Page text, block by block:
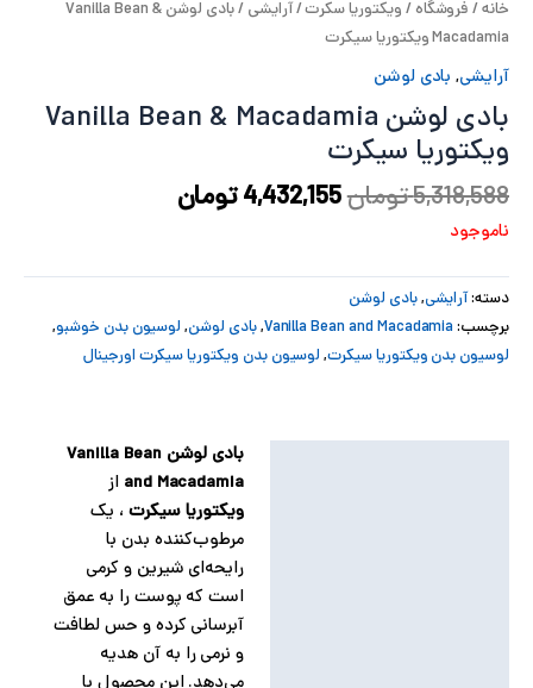
خانه/فروشگاه/ویکتوریا سکرت/آرایشی
/ بادی لوشن Vanilla Bean &
Macadamia ویکتوریا سیکرت
آرایشی, بادی لوشن
بادی لوشن Vanilla Bean & Macadamia
ویکتوریا سیکرت
5,318,588تومان4,432,155تومان
ناموجود
دسته:آرایشی,بادی لوشن
برچسب:Vanilla Bean and Macadamia
,بادی لوشن,لوسیون بدن خوشبو,
لوسیون بدن ویکتوریا سیکرت,لوسیون بدن ویکتوریا سیکرت اورجینال
بادی لوشن Vanilla Bean
and Macadamia از
ویکتوریا سیکرت ، یک
مرطوب‌کننده بدن با
رایحه‌ای شیرین و کرمی
است که پوست را به عمق
آبرسانی کرده و حس لطافت
و نرمی را به آن هدیه